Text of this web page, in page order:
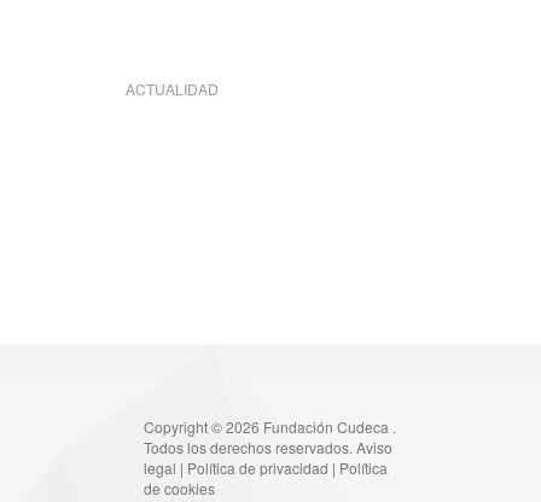
ACTUALIDAD
Copyright © 2026 Fundación Cudeca .
Todos los derechos reservados. Aviso
legal | Política de privacidad | Política
de cookies